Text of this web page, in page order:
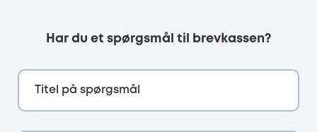
Har du et spørgsmål til brevkassen?
Titel på spørgsmål